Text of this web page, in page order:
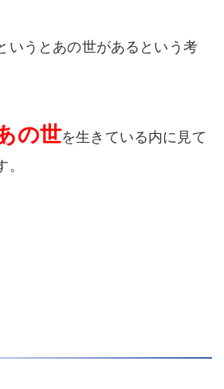
いうとあの世があるという考
の世を生きている内に見て